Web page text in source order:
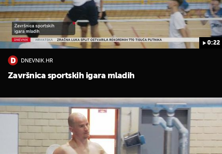
0:22
DNEVNIK.HR
Završnica sportskih igara mladih